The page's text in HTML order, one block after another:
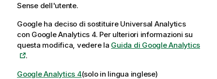
Sense dell'utente.
Google ha deciso di sostituire Universal Analytics
con Google Analytics 4. Per ulteriori informazioni su
questa modifica, vedere la Guida di Google Analytics
.
Google Analytics 4(solo in lingua inglese)